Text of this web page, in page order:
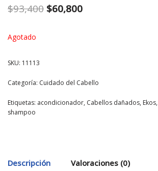
$93,400 $60,800
Agotado
SKU: 11113
Categoría: Cuidado del Cabello
Etiquetas: acondicionador, Cabellos dañados, Ekos,
shampoo
Descripción Valoraciones (0)